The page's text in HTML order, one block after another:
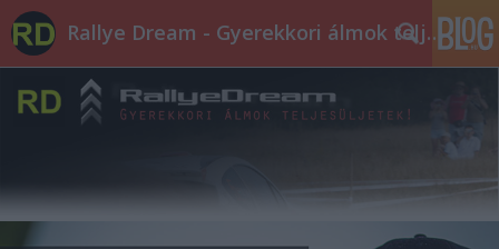
Rallye Dream - Gyerekkori álmok teljesüljetek!